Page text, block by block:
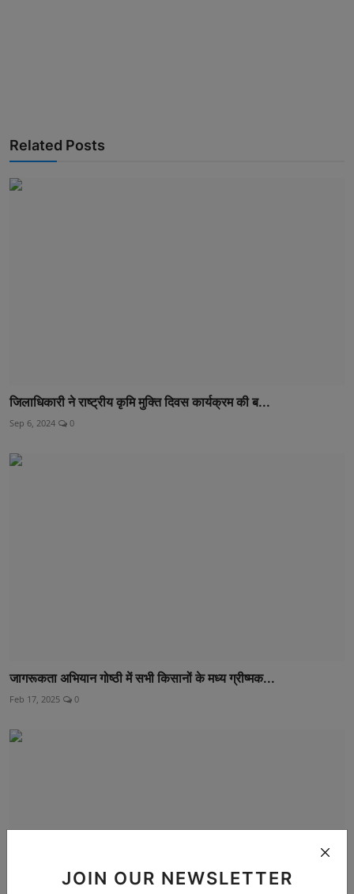
JOIN OUR NEWSLETTER
Related Posts
जिलाधिकारी ने राष्ट्रीय कृमि मुक्ति दिवस कार्यक्रम की ब...
Sep 6, 2024 0
जागरूकता अभियान गोष्ठी में सभी किसानों के मध्य ग्रीष्मक...
Feb 17, 2025 0